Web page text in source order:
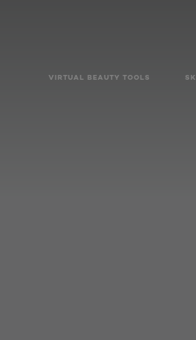
VIRTUAL BEAUTY TOOLS